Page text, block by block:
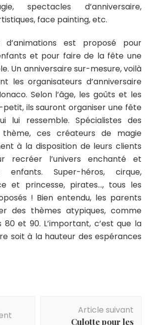
spectacles d’anniversaire,
face painting, etc.
est proposé pour
et pour faire de la fête une
Un anniversaire sur-mesure, voilà
les organisateurs d’anniversaire
Selon l’âge, les goûts et les
ils sauront organiser une fête
lui ressemble. Spécialistes des
thème, ces créateurs de magie
à la disposition de leurs clients
recréer l’univers enchanté et
enfants. Super-héros, cirque,
et princesse, pirates…, tous les
! Bien entendu, les parents
des thèmes atypiques, comme
80 et 90. L’important, c’est que la
soit à la hauteur des espérances
Article suivant
Culotte pour les